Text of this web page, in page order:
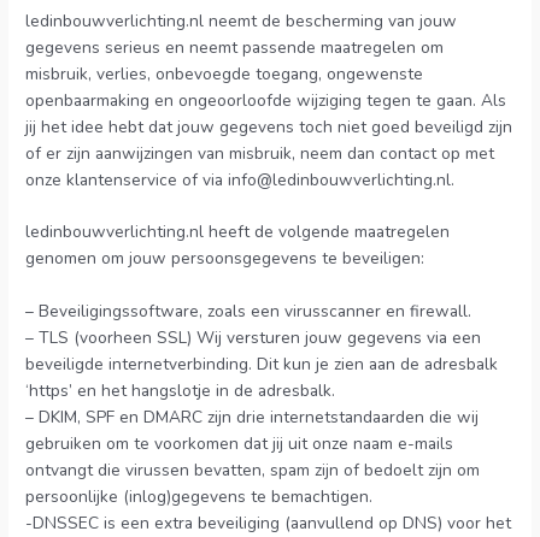
ledinbouwverlichting.nl neemt de bescherming van jouw
gegevens serieus en neemt passende maatregelen om
misbruik, verlies, onbevoegde toegang, ongewenste
openbaarmaking en ongeoorloofde wijziging tegen te gaan. Als
jij het idee hebt dat jouw gegevens toch niet goed beveiligd zijn
of er zijn aanwijzingen van misbruik, neem dan contact op met
onze klantenservice of via info@ledinbouwverlichting.nl.
ledinbouwverlichting.nl heeft de volgende maatregelen
genomen om jouw persoonsgegevens te beveiligen:
– Beveiligingssoftware, zoals een virusscanner en firewall.
– TLS (voorheen SSL) Wij versturen jouw gegevens via een
beveiligde internetverbinding. Dit kun je zien aan de adresbalk
‘https’ en het hangslotje in de adresbalk.
– DKIM, SPF en DMARC zijn drie internetstandaarden die wij
gebruiken om te voorkomen dat jij uit onze naam e-mails
ontvangt die virussen bevatten, spam zijn of bedoelt zijn om
persoonlijke (inlog)gegevens te bemachtigen.
-DNSSEC is een extra beveiliging (aanvullend op DNS) voor het